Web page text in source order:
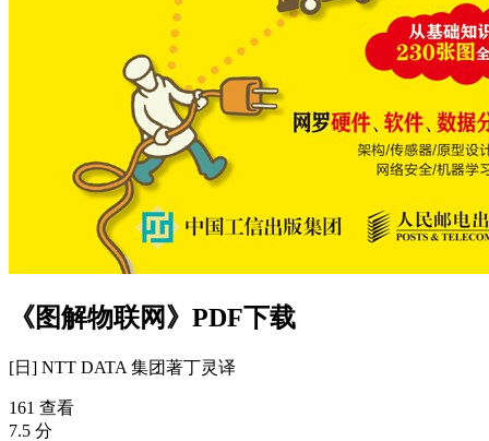
《图解物联网》PDF下载
[日] NTT DATA 集团著丁灵译
161 查看
7.5 分